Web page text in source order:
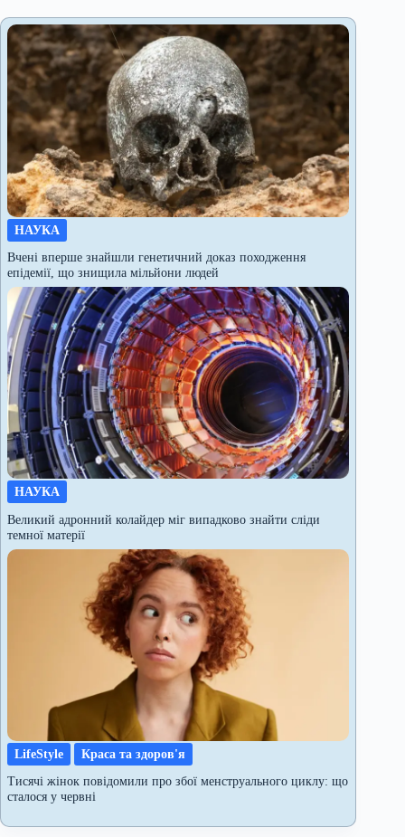
НАУКА
Вчені вперше знайшли генетичний доказ походження
епідемії, що знищила мільйони людей
НАУКА
Великий адронний колайдер міг випадково знайти сліди
темної матерії
LifeStyle
Краса та здоров'я
Тисячі жінок повідомили про збої менструального циклу: що
сталося у червні